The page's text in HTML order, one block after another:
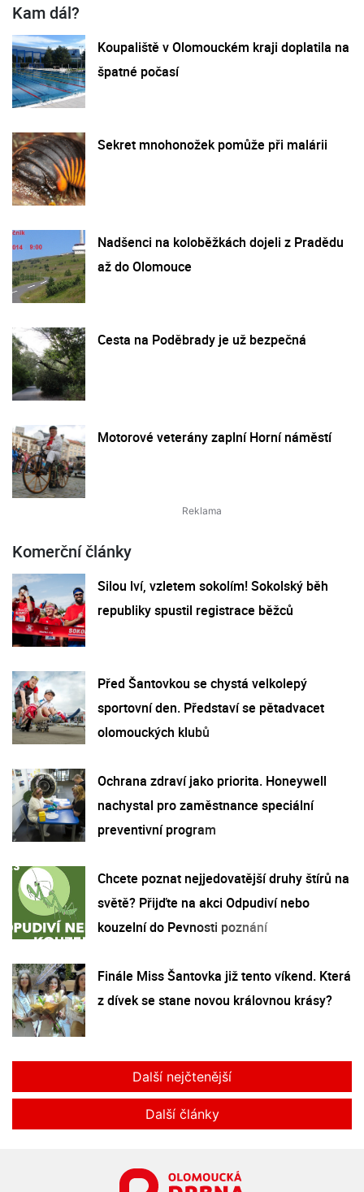
Kam dál?
Koupaliště v Olomouckém kraji doplatila na
špatné počasí
Sekret mnohonožek pomůže při malárii
Nadšenci na koloběžkách dojeli z Pradědu
až do Olomouce
Cesta na Poděbrady je už bezpečná
Motorové veterány zaplní Horní náměstí
Komerční články
Silou lví, vzletem sokolím! Sokolský běh
republiky spustil registrace běžců
Před Šantovkou se chystá velkolepý
sportovní den. Představí se pětadvacet
olomouckých klubů
Ochrana zdraví jako priorita. Honeywell
nachystal pro zaměstnance speciální
preventivní program
Chcete poznat nejjedovatější druhy štírů na
světě? Přijďte na akci Odpudiví nebo
kouzelní do Pevnosti poznání
Finále Miss Šantovka již tento víkend. Která
z dívek se stane novou královnou krásy?
Další nejčtenější
Další články